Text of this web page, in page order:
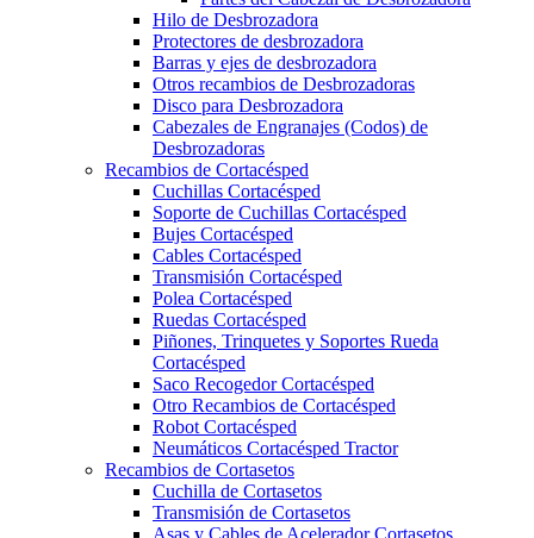
Hilo de Desbrozadora
Protectores de desbrozadora
Barras y ejes de desbrozadora
Otros recambios de Desbrozadoras
Disco para Desbrozadora
Cabezales de Engranajes (Codos) de
Desbrozadoras
Recambios de Cortacésped
Cuchillas Cortacésped
Soporte de Cuchillas Cortacésped
Bujes Cortacésped
Cables Cortacésped
Transmisión Cortacésped
Polea Cortacésped
Ruedas Cortacésped
Piñones, Trinquetes y Soportes Rueda
Cortacésped
Saco Recogedor Cortacésped
Otro Recambios de Cortacésped
Robot Cortacésped
Neumáticos Cortacésped Tractor
Recambios de Cortasetos
Cuchilla de Cortasetos
Transmisión de Cortasetos
Asas y Cables de Acelerador Cortasetos